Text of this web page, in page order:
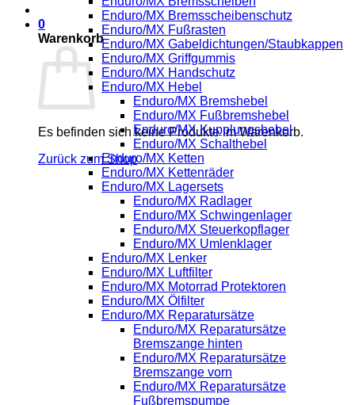
0
Warenkorb
Es befinden sich keine Produkte im Warenkorb.
Zurück zum Shop
Enduro/MX Bremsscheibenschutz
Enduro/MX Fußrasten
Enduro/MX Gabeldichtungen/Staubkappen
Enduro/MX Griffgummis
Enduro/MX Handschutz
Enduro/MX Hebel
Enduro/MX Bremshebel
Enduro/MX Fußbremshebel
Enduro/MX Kupplungshebel
Enduro/MX Schalthebel
Enduro/MX Ketten
Enduro/MX Kettenräder
Enduro/MX Lagersets
Enduro/MX Radlager
Enduro/MX Schwingenlager
Enduro/MX Steuerkopflager
Enduro/MX Umlenklager
Enduro/MX Lenker
Enduro/MX Luftfilter
Enduro/MX Motorrad Protektoren
Enduro/MX Ölfilter
Enduro/MX Reparatursätze
Enduro/MX Reparatursätze
Bremszange hinten
Enduro/MX Reparatursätze
Bremszange vorn
Enduro/MX Reparatursätze
Fußbremspumpe